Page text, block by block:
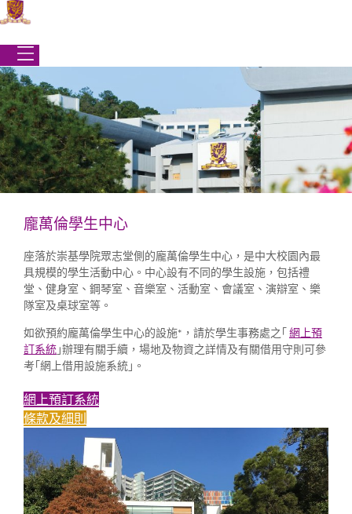
Skip
to
content
學生事務處|校園生活|學生設施|龐萬倫學生中心
龐萬倫學生中心
龐萬倫學生中心
座落於崇基學院眾志堂側的龐萬倫學生中心，是中大校園內最
具規模的學生活動中心。中心設有不同的學生設施，包括禮
堂、健身室、鋼琴室、音樂室、活動室、會議室、演辯室、樂
隊室及桌球室等。
如欲預約龐萬倫學生中心的設施*，請於學生事務處之｢網上預
訂系統 ｣辦理有關手續，場地及物資之詳情及有關借用守則可參
考｢網上借用設施系統｣。
網上預訂系統
條款及細則